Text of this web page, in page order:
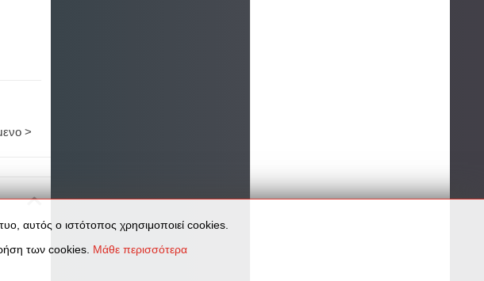
>
αυτός ο ιστότοπος χρησιμοποιεί cookies.
των cookies. Μάθε περισσότερα